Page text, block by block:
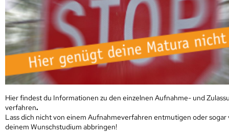
Hier findest du Informationen zu den einzelnen Aufnahme- und
verfahren.
Lass dich nicht von einem Aufnahmeverfahren entmutigen oder sogar
deinem Wunschstudium abbringen!